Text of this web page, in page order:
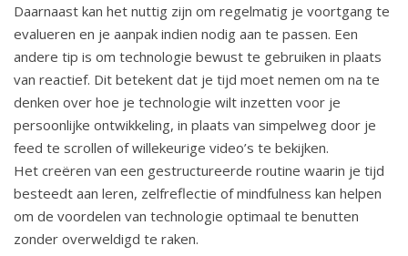
Daarnaast kan het nuttig zijn om regelmatig je voortgang te
evalueren en je aanpak indien nodig aan te passen. Een
andere tip is om technologie bewust te gebruiken in plaats
van reactief. Dit betekent dat je tijd moet nemen om na te
denken over hoe je technologie wilt inzetten voor je
persoonlijke ontwikkeling, in plaats van simpelweg door je
feed te scrollen of willekeurige video’s te bekijken.
Het creëren van een gestructureerde routine waarin je tijd
besteedt aan leren, zelfreflectie of mindfulness kan helpen
om de voordelen van technologie optimaal te benutten
zonder overweldigd te raken.